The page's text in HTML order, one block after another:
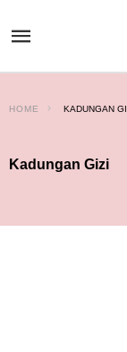
HOME KADUNGAN
Kadungan Gizi